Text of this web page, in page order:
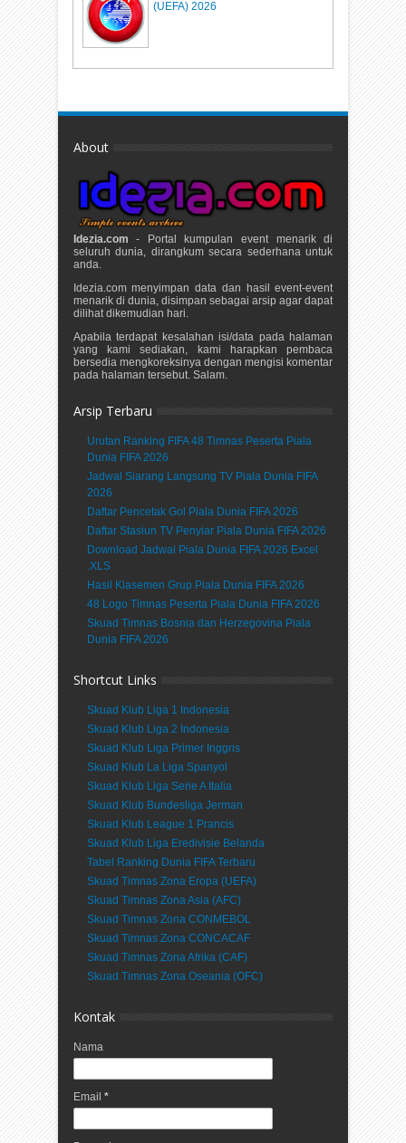
(UEFA) 2026
About
Idezia.com - Portal kumpulan event menarik di
seluruh dunia, dirangkum secara sederhana untuk
anda.
Idezia.com menyimpan data dan hasil event-event
menarik di dunia, disimpan sebagai arsip agar dapat
dilihat dikemudian hari.
Apabila terdapat kesalahan isi/data pada halaman
yang kami sediakan, kami harapkan pembaca
bersedia mengkoreksinya dengan mengisi komentar
pada halaman tersebut. Salam.
Arsip Terbaru
Urutan Ranking FIFA 48 Timnas Peserta Piala
Dunia FIFA 2026
Jadwal Siarang Langsung TV Piala Dunia FIFA
2026
Daftar Pencetak Gol Piala Dunia FIFA 2026
Daftar Stasiun TV Penyiar Piala Dunia FIFA 2026
Download Jadwal Piala Dunia FIFA 2026 Excel
.XLS
Hasil Klasemen Grup Piala Dunia FIFA 2026
48 Logo Timnas Peserta Piala Dunia FIFA 2026
Skuad Timnas Bosnia dan Herzegovina Piala
Dunia FIFA 2026
Shortcut Links
Skuad Klub Liga 1 Indonesia
Skuad Klub Liga 2 Indonesia
Skuad Klub Liga Primer Inggris
Skuad Klub La Liga Spanyol
Skuad Klub Liga Serie A Italia
Skuad Klub Bundesliga Jerman
Skuad Klub League 1 Prancis
Skuad Klub Liga Eredivisie Belanda
Tabel Ranking Dunia FIFA Terbaru
Skuad Timnas Zona Eropa (UEFA)
Skuad Timnas Zona Asia (AFC)
Skuad Timnas Zona CONMEBOL
Skuad Timnas Zona CONCACAF
Skuad Timnas Zona Afrika (CAF)
Skuad Timnas Zona Oseania (OFC)
Kontak
Nama
Email *